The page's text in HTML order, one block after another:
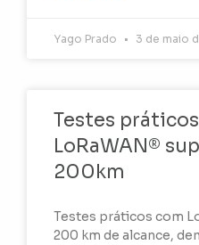
Yago Prado 3 de maio
Testes
LoRaWAN®
200km
Testes práticos com
200 km de alcance,